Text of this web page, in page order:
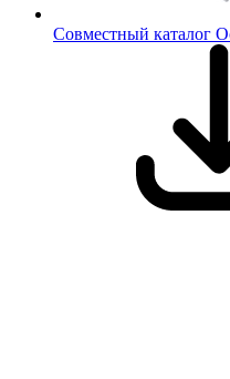
Совместный каталог